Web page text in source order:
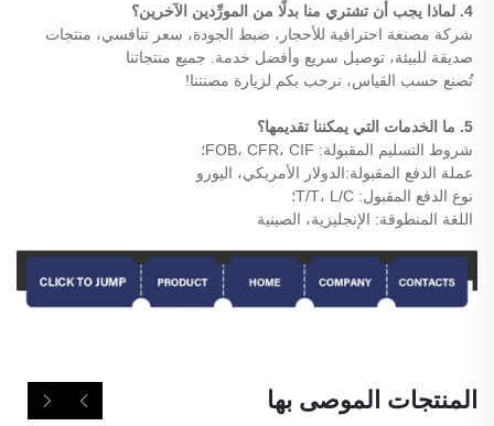
4. لماذا يجب أن تشتري منا بدلًا من المورِّدين الآخرين؟
شركة مصنعة احترافية للأحجار، ضبط الجودة، سعر تنافسي، منتجات
صديقة للبيئة، توصيل سريع وأفضل خدمة. جميع منتجاتنا
تُصنع حسب القياس، نرحب بكم لزيارة مصنتنا!
5. ما الخدمات التي يمكننا تقديمها؟
شروط التسليم المقبولة: FOB، CFR، CIF؛
عملة الدفع المقبولة:الدولار الأمريكي، اليورو
نوع الدفع المقبول: T/T، L/C؛
اللغة المنطوقة: الإنجليزية، الصينية
المنتجات الموصى بها